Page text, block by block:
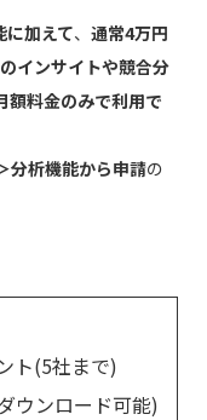
に加えて、 通常4万円
インサイトや競合分
額料金のみで利用で
分析機能から申請の
ト(5社まで)
ウンロード可能)